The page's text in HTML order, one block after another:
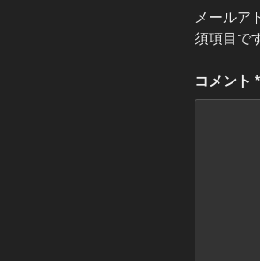
メールア
須項目で
コメント *